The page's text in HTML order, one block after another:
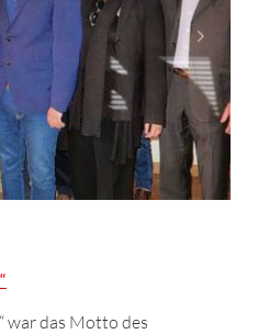
war das Motto des